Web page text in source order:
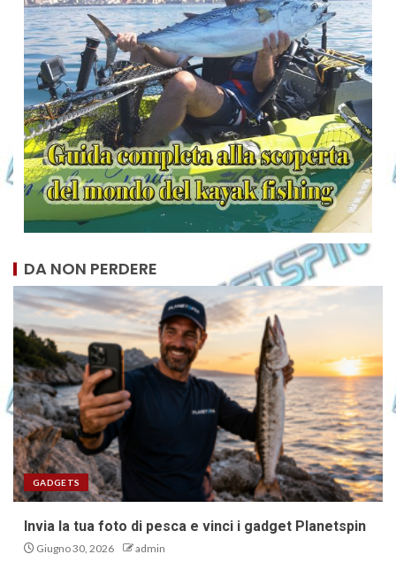
DA NON PERDERE
GADGETS
Invia la tua foto di pesca e vinci i gadget Planetspin
Giugno 30, 2026 admin